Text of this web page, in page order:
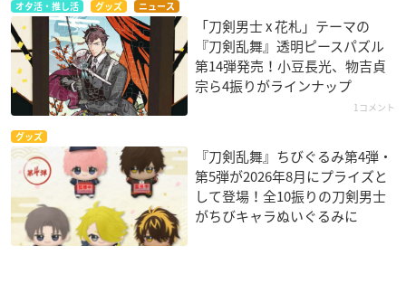
オタ活・推し活 グッズ ニュース
「刀剣男士 x 花札」テーマの
『刀剣乱舞』透明ピースパズル
第14弾発売！小豆長光、物吉貞
宗ら4振りがラインナップ
1コメント
グッズ
『刀剣乱舞』ちびぐるみ第4弾・
第5弾が2026年8月にプライズと
して登場！全10振りの刀剣男士
がちびキャラぬいぐるみに